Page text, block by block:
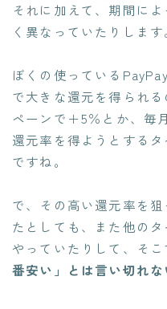
それに加えて、期間に
く異なっていたりします
ぼくの使っている
で大きな還元を得られ
ペーンで＋5％とか、
還元率を得ようとする
ですね。
で、その高い還元率を
たとしても、また他の
やっていたりして、そこ
番安い」とは言い切れな